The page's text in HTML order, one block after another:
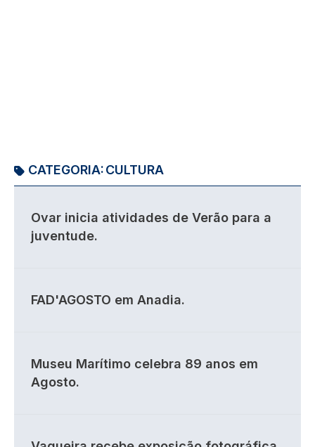
CATEGORIA:CULTURA
Ovar inicia atividades de Verão para a
juventude.
FAD'AGOSTO em Anadia.
Museu Marítimo celebra 89 anos em
Agosto.